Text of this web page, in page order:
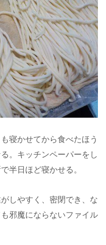
寝かせてから食べたほう
。キッチンペーパーをし
半日ほど寝かせる。
しやすく、密閉でき、な
邪魔にならないファイル